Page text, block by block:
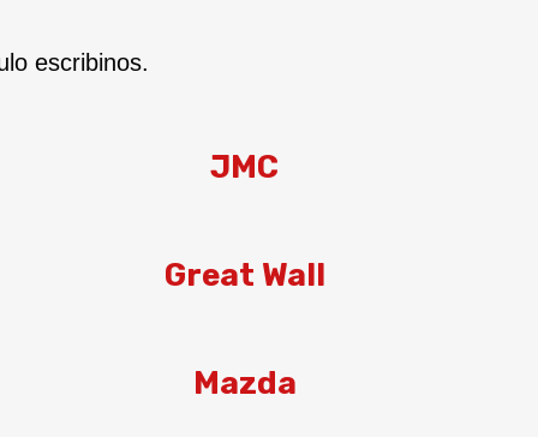
escribinos.
JMC
Great Wall
Mazda